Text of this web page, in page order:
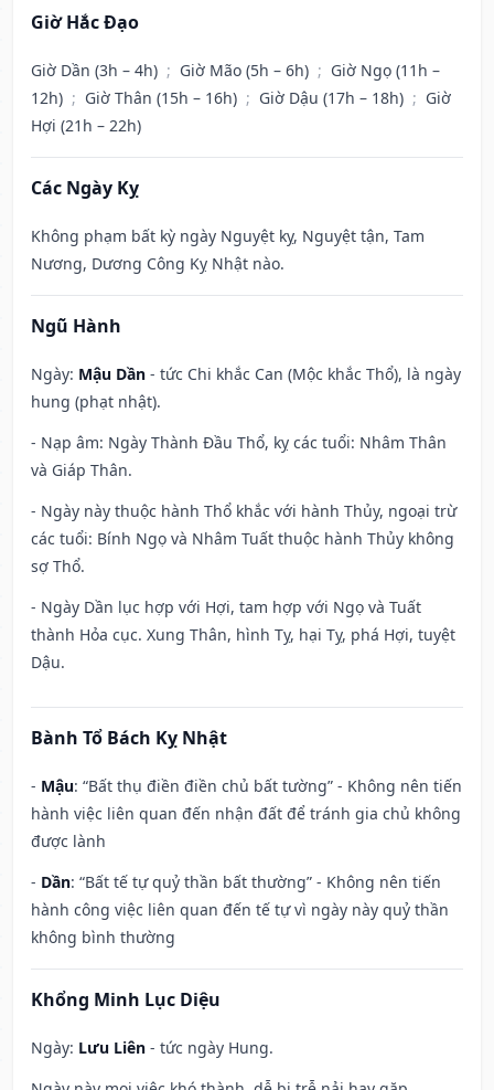
Giờ Hắc Đạo
Giờ Dần (3h – 4h) ; Giờ Mão (5h – 6h) ; Giờ Ngọ (11h –
12h) ; Giờ Thân (15h – 16h) ; Giờ Dậu (17h – 18h) ; Giờ
Hợi (21h – 22h)
Các Ngày Kỵ
Không phạm bất kỳ ngày Nguyệt kỵ, Nguyệt tận, Tam
Nương, Dương Công Kỵ Nhật nào.
Ngũ Hành
Ngày: Mậu Dần - tức Chi khắc Can (Mộc khắc Thổ), là ngày
hung (phạt nhật).
- Nạp âm: Ngày Thành Đầu Thổ, kỵ các tuổi: Nhâm Thân
và Giáp Thân.
- Ngày này thuộc hành Thổ khắc với hành Thủy, ngoại trừ
các tuổi: Bính Ngọ và Nhâm Tuất thuộc hành Thủy không
sợ Thổ.
- Ngày Dần lục hợp với Hợi, tam hợp với Ngọ và Tuất
thành Hỏa cục. Xung Thân, hình Tỵ, hại Tỵ, phá Hợi, tuyệt
Dậu.
Bành Tổ Bách Kỵ Nhật
- Mậu: “Bất thụ điền điền chủ bất tường” - Không nên tiến
hành việc liên quan đến nhận đất để tránh gia chủ không
được lành
- Dần: “Bất tế tự quỷ thần bất thường” - Không nên tiến
hành công việc liên quan đến tế tự vì ngày này quỷ thần
không bình thường
Khổng Minh Lục Diệu
Ngày: Lưu Liên - tức ngày Hung.